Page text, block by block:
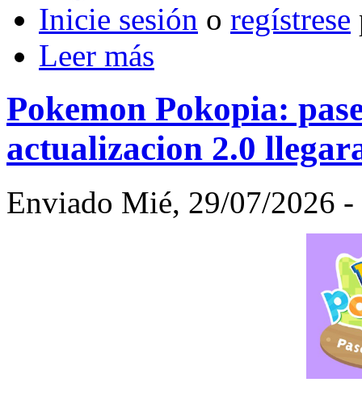
Inicie sesión o regístrese
Leer más
Pokemon Pokopia:
actualizacion 2.0
Enviado Mié, 29/07/2026